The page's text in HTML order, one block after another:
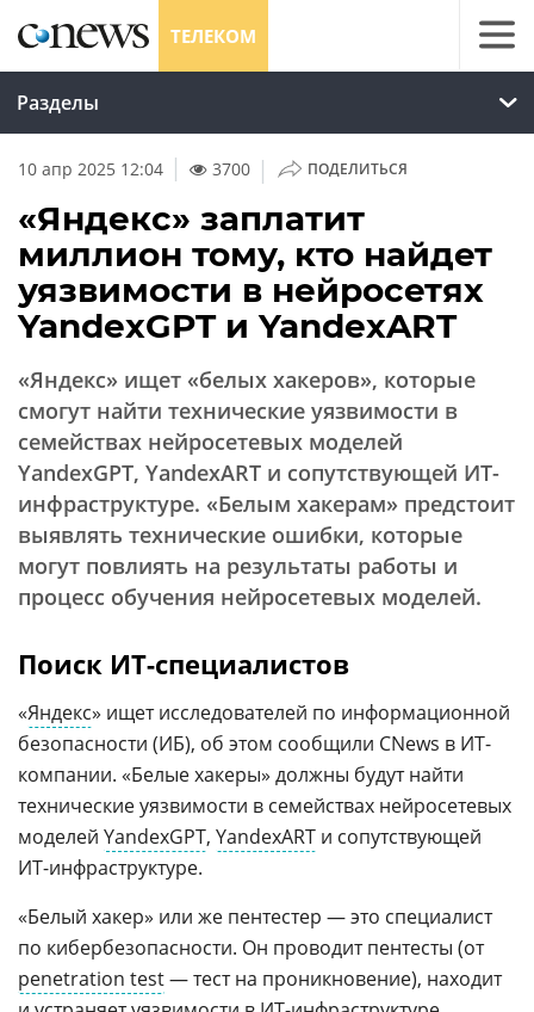
ТЕЛЕКОМ
Разделы
10 апр 2025 12:04 3700 | ПОДЕЛИТЬСЯ
«Яндекс» заплатит
миллион тому, кто найдет
уязвимости в нейросетях
YandexGPT и YandexART
«Яндекс» ищет «белых хакеров», которые
смогут найти технические уязвимости в
семействах нейросетевых моделей
YandexGPT, YandexART и сопутствующей ИТ-
инфраструктуре. «Белым хакерам» предстоит
выявлять технические ошибки, которые
могут повлиять на результаты работы и
процесс обучения нейросетевых моделей.
Поиск ИТ-специалистов
«Яндекс» ищет исследователей по информационной
безопасности (ИБ), об этом сообщили CNews в ИТ-
компании. «Белые хакеры» должны будут найти
технические уязвимости в семействах нейросетевых
моделей YandexGPT, YandexART и сопутствующей
ИТ-инфраструктуре.
«Белый хакер» или же пентестер — это специалист
по кибербезопасности. Он проводит пентесты (от
penetration test— тест на проникновение), находит